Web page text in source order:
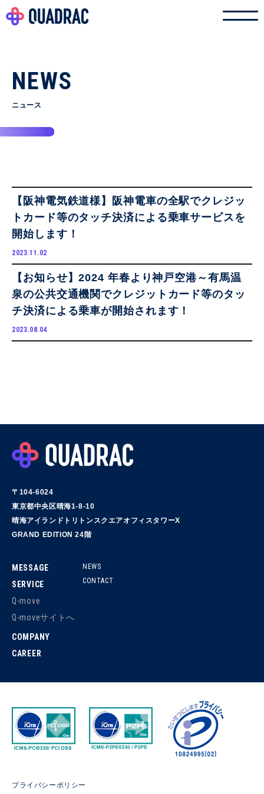
NEWS
ニュース
【阪神電気鉄道様】阪神電車の全駅でクレジッ
トカード等のタッチ決済による乗車サービスを
開始します！
2023.11.02
【お知らせ】2024 年春より神戸空港～有馬温
泉の公共交通機関でクレジットカード等のタッ
チ決済による乗車が開始されます！
2023.08.04
〒104-6024
東京都中央区晴海1-8-10
晴海アイランドトリトンスクエアオフィスタワーX
GRAND EDITION 24階
MESSAGE
SERVICE
Q-move
Q-moveサイトへ
COMPANY
CAREER
NEWS
CONTACT
プライバシーポリシー